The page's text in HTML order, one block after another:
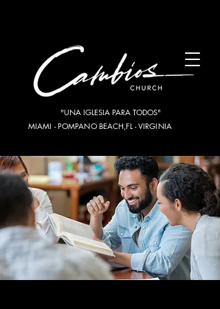
"UNA IGLESIA PARA TODOS"
MIAMI - POMPANO BEACH,FL - VIRGINIA